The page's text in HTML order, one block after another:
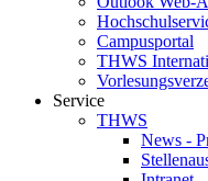
Campusportal
THWS
Service
THWS
News -